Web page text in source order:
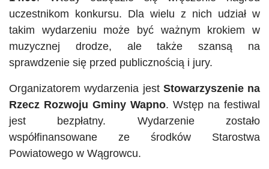
uczestnikom konkursu. Dla wielu z nich udział w
takim wydarzeniu może być ważnym krokiem w
muzycznej drodze, ale także szansą na
sprawdzenie się przed publicznością i jury.
Organizatorem wydarzenia jest Stowarzyszenie na
Rzecz Rozwoju Gminy Wapno. Wstęp na festiwal
jest bezpłatny. Wydarzenie zostało
współfinansowane ze środków Starostwa
Powiatowego w Wągrowcu.